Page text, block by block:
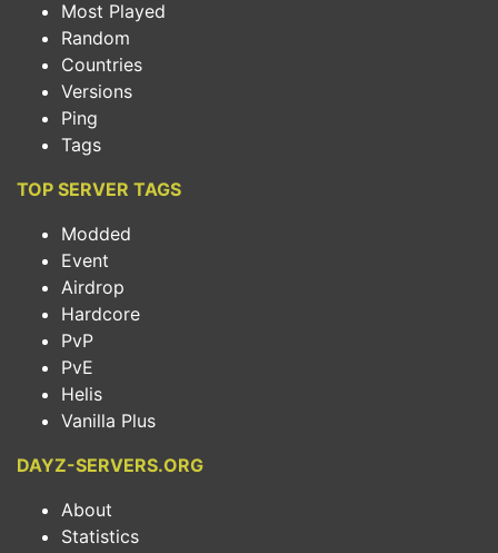
Most Played
Random
Countries
Versions
Ping
Tags
TOP SERVER TAGS
Modded
Event
Airdrop
Hardcore
PvP
PvE
Helis
Vanilla Plus
DAYZ-SERVERS.ORG
About
Statistics